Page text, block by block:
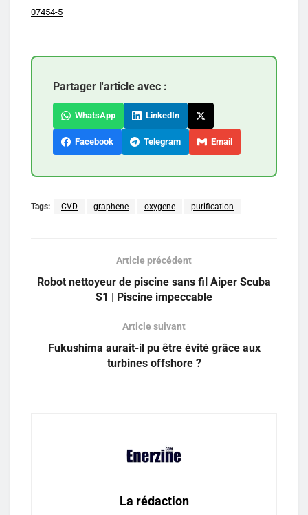
07454-5
Partager l'article avec :
WhatsApp LinkedIn
Facebook Telegram Email
Tags: CVD graphene oxygene purification
Article précédent
Robot nettoyeur de piscine sans fil Aiper Scuba
S1 | Piscine impeccable
Article suivant
Fukushima aurait-il pu être évité grâce aux
turbines offshore ?
La rédaction